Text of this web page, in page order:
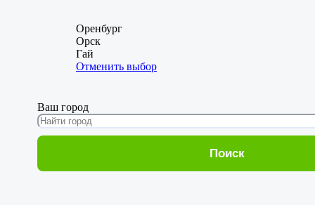
Оренбург
Орск
Гай
Отменить выбор
Ваш город
Поиск